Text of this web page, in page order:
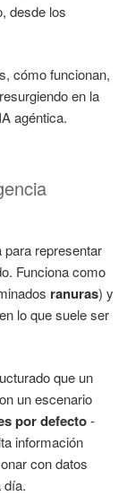
desde los
cómo funcionan,
en la
agéntica.
para representar
Funciona como
ranuras) y
lo que suele ser
que un
un escenario
por defecto-
información
con datos
día.